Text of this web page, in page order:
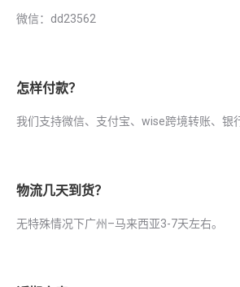
微信：dd23562
怎样付款？
我们支持微信、支付宝、wise跨境转账、银
物流几天到货？
无特殊情况下广州–马来西亚3-7天左右。